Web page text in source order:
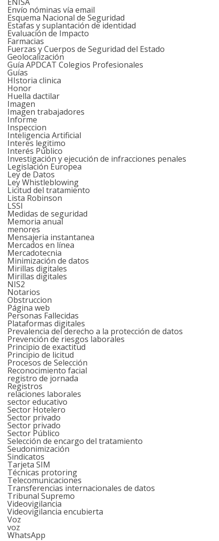
Envío nóminas vía email
Esquema Nacional de Seguridad
Estafas y suplantación de identidad
Evaluación de Impacto
Farmacias
Fuerzas y Cuerpos de Seguridad del Estado
Geolocalización
Guía APDCAT Colegios Profesionales
Guías
HIstoria clinica
Honor
Huella dactilar
Imagen
Imagen trabajadores
Informe
Inspeccion
Inteligencia Artificial
Interes legitimo
Interés Público
Investigación y ejecución de infracciones penales
Legislación Europea
Ley de Datos
Ley Whistleblowing
Licitud del tratamiento
Lista Robinson
LSSI
Medidas de seguridad
Memoria anual
menores
Mensajeria instantanea
Mercados en línea
Mercadotecnia
Minimización de datos
Mirillas digitales
Mirillas digitales
NIS2
Notarios
Obstruccion
Página web
Personas Fallecidas
Plataformas digitales
Prevalencia del derecho a la protección de datos
Prevención de riesgos laborales
Principio de exactitud
Principio de licitud
Procesos de Selección
Reconocimiento facial
registro de jornada
Registros
relaciones laborales
sector educativo
Sector Hotelero
Sector privado
Sector privado
Sector Público
Selección de encargo del tratamiento
Seudonimización
Sindicatos
Tarjeta SIM
Técnicas protoring
Telecomunicaciones
Transferencias internacionales de datos
Tribunal Supremo
Videovigilancia
Videovigilancia encubierta
Voz
voz
WhatsApp